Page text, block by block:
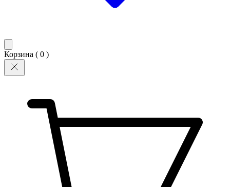
Корзина ( 0 )